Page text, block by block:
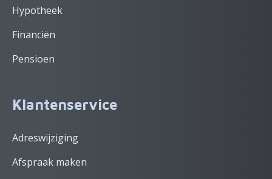
Hypotheek
Financiën
Pensioen
Klantenservice
Adreswijziging
Afspraak maken